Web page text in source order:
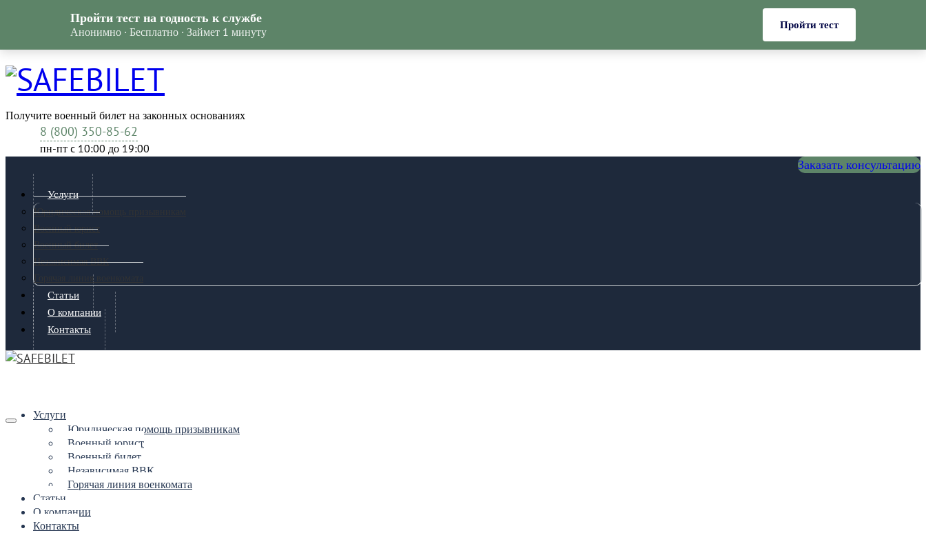
Получите военный билет на законных основаниях
8 (800) 350-85-62
пн-пт c 10:00 до 19:00
Заказать консультацию
Услуги
Юридическая помощь призывникам
Военный юрист
Военный билет
Независимая ВВК
Горячая линия военкомата
Статьи
О компании
Контакты
Услуги
Юридическая помощь призывникам
Военный юрист
Военный билет
Независимая ВВК
Горячая линия военкомата
Статьи
О компании
Контакты
Пройти тест на годность к службе
Анонимно · Бесплатно · Займет 1 минуту
Пройти тест